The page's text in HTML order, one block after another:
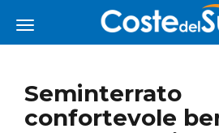
Seminterrato
confortevole